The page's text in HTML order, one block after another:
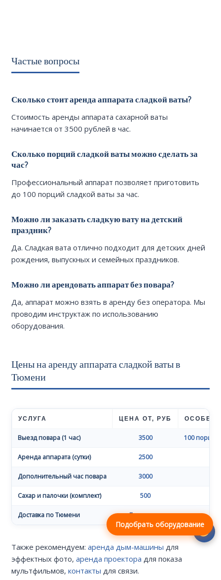
Частые вопросы
Сколько стоит аренда аппарата сладкой ваты?
Стоимость аренды аппарата сахарной ваты
начинается от 3500 рублей в час.
Сколько порций сладкой ваты можно сделать за
час?
Профессиональный аппарат позволяет приготовить
до 100 порций сладкой ваты за час.
Можно ли заказать сладкую вату на детский
праздник?
Да. Сладкая вата отлично подходит для детских дней
рождения, выпускных и семейных праздников.
Можно ли арендовать аппарат без повара?
Да, аппарат можно взять в аренду без оператора. Мы
проводим инструктаж по использованию
оборудования.
Цены на аренду аппарата сладкой ваты в
Тюмени
УСЛУГА ЦЕНА ОТ, РУБ
Выезд повара (1 час) 3500 100 порций
Аренда аппарата (сутки) 2500
Дополнительный час повара 3000
Сахар и палочки (комплект) 500
Доставка по Тюмени Бесплатно
Также рекомендуем: аренда дым-машины для
эффектных фото, аренда проектора для показа
мультфильмов, контакты для связи.
Подобрать оборудование